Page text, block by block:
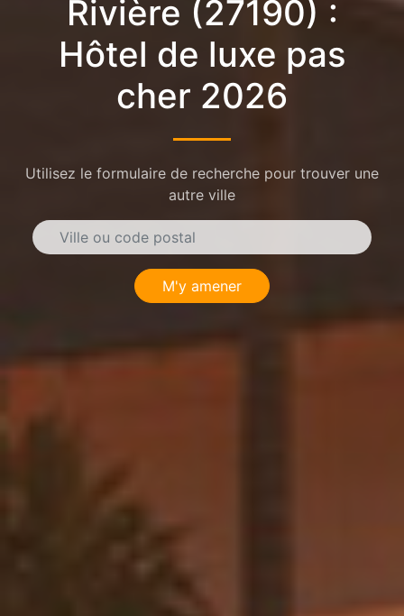
Rivière (27190) :
Hôtel de luxe pas
cher 2026
Utilisez le formulaire de recherche pour trouver une
autre ville
M'y amener